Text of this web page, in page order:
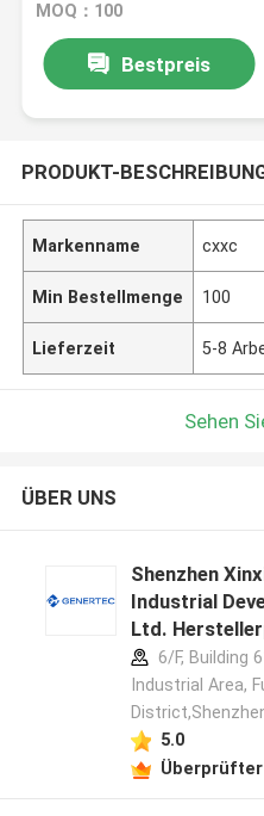
MOQ：100
Bestpreis
PRODUKT-
Markenname cxxc
Min Bestellmenge 100
Lieferzeit 5-8
Sehen
ÜBER UNS
Shenzhen
Industrial
Ltd.
6/F, Building
Industrial Area,
5.0